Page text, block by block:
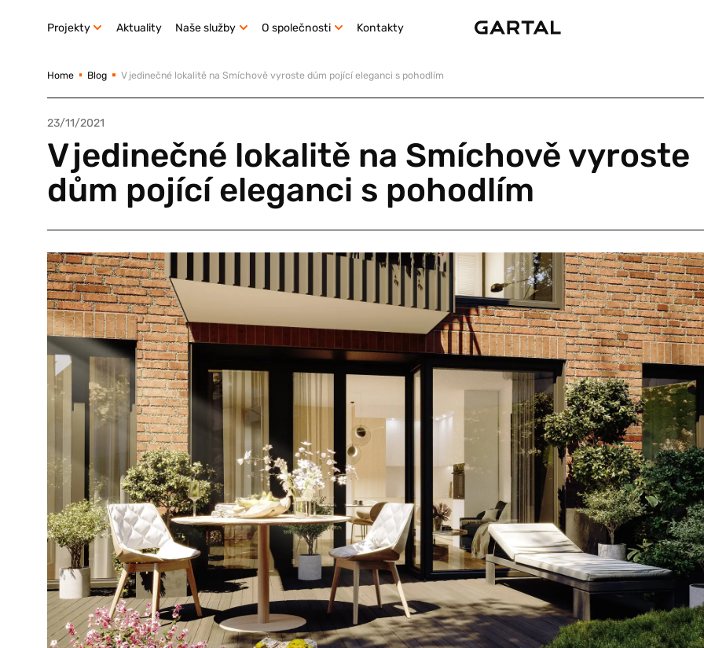
Projekty Aktuality Naše služby O společnosti Kontakty
Home Blog V jedinečné lokalitě na Smíchově vyroste dům pojící eleganci s pohodlím
23/11/2021
V jedinečné lokalitě na Smíchově vyroste
dům pojící eleganci s pohodlím